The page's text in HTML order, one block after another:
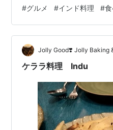
のカレーはチキン・ジャガ
ダルカレー、サラダ、ナン
にはめて盛ってあるので量
ぐしてみたら普段よりは少
た。ダルカレーは優しい味
#グルメ #インド料理 #
Jolly Good❣️ Jolly Baking
ケララ料理 Indu